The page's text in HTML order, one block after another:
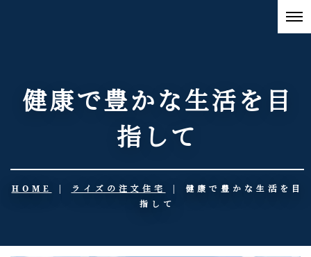
健康で豊かな生活を目
指して
HOME | ライズの注文住宅 | 健康で豊かな生活を目
指して